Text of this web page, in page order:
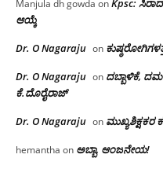
Manjula dh gowda onKpsc:
ಆಯ್ಕೆ
Dr. O Nagaraju on
Dr. O Nagaraju on ದಬ್ಬಾಳಿಕೆ,
ಕೆ.ದೊರೈರಾಜ್
Dr. O Nagaraju on
hemantha on ಅಬ್ಬಾ, ಆಂಜನೇಯ!